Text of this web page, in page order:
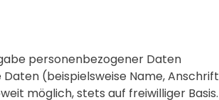
personenbezogener Daten
(beispielsweise Name, Anschrift
möglich, stets auf freiwilliger Basis.